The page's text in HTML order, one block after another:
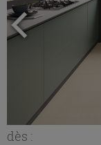
dès :